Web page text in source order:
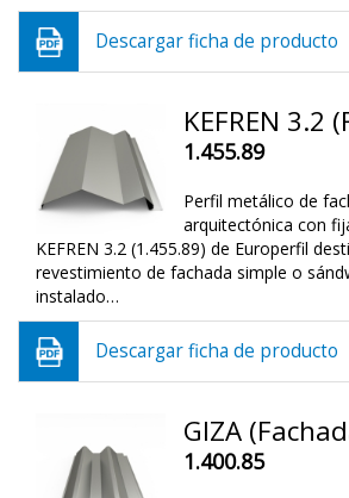
Descargar ficha de producto
KEFREN 3.2
1.455.89
Perfil metálico de
arquitectónica con
KEFREN 3.2 (1.455.89) de Europerfil
revestimiento de fachada simple o
instalado…
Descargar ficha de producto
GIZA
1.400.85